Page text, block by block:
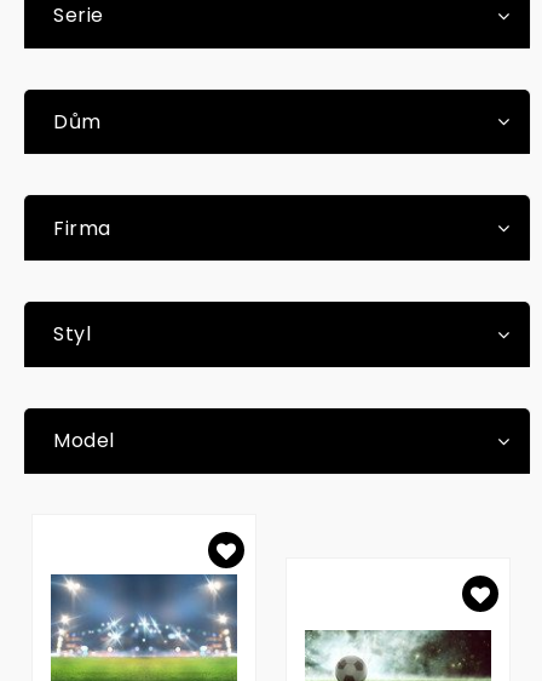
Serie
Dům
Firma
Styl
Model